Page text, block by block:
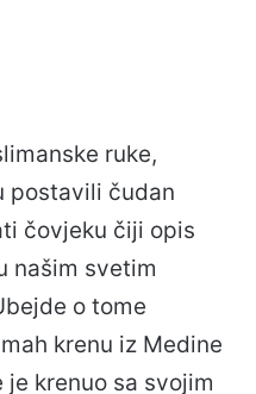
ruke,
postavili čudan
čovjeku čiji opis
našim svetim
o tome
krenu iz Medine
je krenuo sa svojim